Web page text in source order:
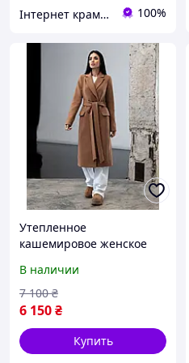
Інтернет крамничка "Nika Star" 100%
Утепленное
кашемировое женское
классическое пальто в
цвете кемел
В наличии
6 150₴
7 100 ₴
Купить